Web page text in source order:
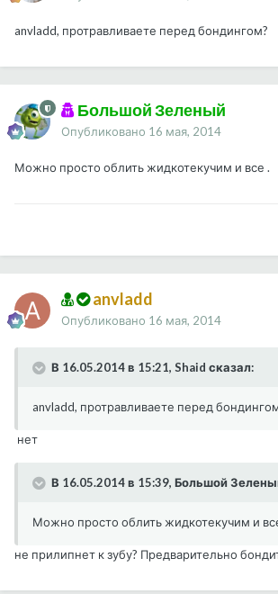
anvladd, протравливаете перед бондингом?
Большой Зеленый
Опубликовано 16 мая, 2014
Можно просто облить жидкотекучим и все .
anvladd
Опубликовано 16 мая, 2014
В 16.05.2014 в 15:21, Shaid сказал:
anvladd, протравливаете перед
нет
В 16.05.2014 в 15:39, Большой
Можно просто облить жидкотекучим и
не прилипнет к зубу? Предварительно